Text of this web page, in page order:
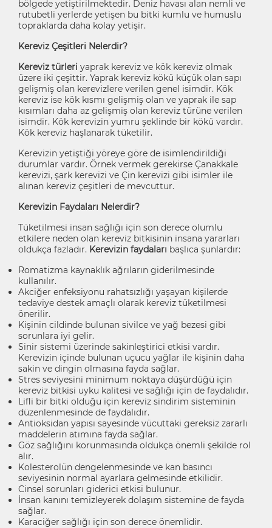
bölgede yetiştirilmektedir. Deniz havası alan nemli ve
rutubetli yerlerde yetişen bu bitki kumlu ve humuslu
topraklarda daha kolay yetişir.
Kereviz Çeşitleri Nelerdir?
Kereviz türleri yaprak kereviz ve kök kereviz olmak
üzere iki çeşittir. Yaprak kereviz kökü küçük olan sapı
gelişmiş olan kerevizlere verilen genel isimdir. Kök
kereviz ise kök kısmı gelişmiş olan ve yaprak ile sap
kısımları daha az gelişmiş olan kereviz türüne verilen
isimdir. Kök kerevizin yumru şeklinde bir kökü vardır.
Kök kereviz haşlanarak tüketilir.
Kerevizin yetiştiği yöreye göre de isimlendirildiği
durumlar vardır. Örnek vermek gerekirse Çanakkale
kerevizi, şark kerevizi ve Çin kerevizi gibi isimler ile
alınan kereviz çeşitleri de mevcuttur.
Kerevizin Faydaları Nelerdir?
Tüketilmesi insan sağlığı için son derece olumlu
etkilere neden olan kereviz bitkisinin insana yararları
oldukça fazladır. Kerevizin faydaları başlıca şunlardır:
Romatizma kaynaklık ağrıların giderilmesinde
kullanılır.
Akciğer enfeksiyonu rahatsızlığı yaşayan kişilerde
tedaviye destek amaçlı olarak kereviz tüketilmesi
önerilir.
Kişinin cildinde bulunan sivilce ve yağ bezesi gibi
sorunlara iyi gelir.
Sinir sistemi üzerinde sakinleştirici etkisi vardır.
Kerevizin içinde bulunan uçucu yağlar ile kişinin daha
sakin ve dingin olmasına fayda sağlar.
Stres seviyesini minimum noktaya düşürdüğü için
kereviz bitkisi uyku kalitesi ve sağlığı için de faydalıdır.
Lifli bir bitki olduğu için kereviz sindirim sisteminin
düzenlenmesinde de faydalıdır.
Antioksidan yapısı sayesinde vücuttaki gereksiz zararlı
maddelerin atımına fayda sağlar.
Göz sağlığını korunmasında oldukça önemli şekilde rol
alır.
Kolesterolün dengelenmesinde ve kan basıncı
seviyesinin normal ayarlara gelmesinde etkilidir.
Cinsel sorunları giderici etkisi bulunur.
İnsan kanını temizleyerek dolaşım sistemine de fayda
sağlar.
Karaciğer sağlığı için son derece önemlidir.